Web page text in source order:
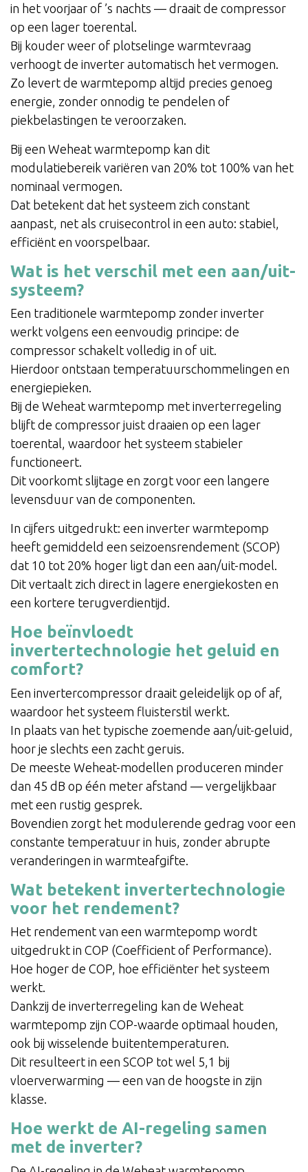
in het voorjaar of ’s nachts — draait de compressor
op een lager toerental.
Bij kouder weer of plotselinge warmtevraag
verhoogt de inverter automatisch het vermogen.
Zo levert de warmtepomp altijd precies genoeg
energie, zonder onnodig te pendelen of
piekbelastingen te veroorzaken.
Bij een Weheat warmtepomp kan dit
modulatiebereik variëren van 20% tot 100% van het
nominaal vermogen.
Dat betekent dat het systeem zich constant
aanpast, net als cruisecontrol in een auto: stabiel,
efficiënt en voorspelbaar.
Wat is het verschil met een aan/uit-
systeem?
Een traditionele warmtepomp zonder inverter
werkt volgens een eenvoudig principe: de
compressor schakelt volledig in of uit.
Hierdoor ontstaan temperatuurschommelingen en
energiepieken.
Bij de Weheat warmtepomp met inverterregeling
blijft de compressor juist draaien op een lager
toerental, waardoor het systeem stabieler
functioneert.
Dit voorkomt slijtage en zorgt voor een langere
levensduur van de componenten.
In cijfers uitgedrukt: een inverter warmtepomp
heeft gemiddeld een seizoensrendement (SCOP)
dat 10 tot 20% hoger ligt dan een aan/uit-model.
Dit vertaalt zich direct in lagere energiekosten en
een kortere terugverdientijd.
Hoe beïnvloedt
invertertechnologie het geluid en
comfort?
Een invertercompressor draait geleidelijk op of af,
waardoor het systeem fluisterstil werkt.
In plaats van het typische zoemende aan/uit-geluid,
hoor je slechts een zacht geruis.
De meeste Weheat-modellen produceren minder
dan 45 dB op één meter afstand — vergelijkbaar
met een rustig gesprek.
Bovendien zorgt het modulerende gedrag voor een
constante temperatuur in huis, zonder abrupte
veranderingen in warmteafgifte.
Wat betekent invertertechnologie
voor het rendement?
Het rendement van een warmtepomp wordt
uitgedrukt in COP (Coefficient of Performance).
Hoe hoger de COP, hoe efficiënter het systeem
werkt.
Dankzij de inverterregeling kan de Weheat
warmtepomp zijn COP-waarde optimaal houden,
ook bij wisselende buitentemperaturen.
Dit resulteert in een SCOP tot wel 5,1 bij
vloerverwarming — een van de hoogste in zijn
klasse.
Hoe werkt de AI-regeling samen
met de inverter?